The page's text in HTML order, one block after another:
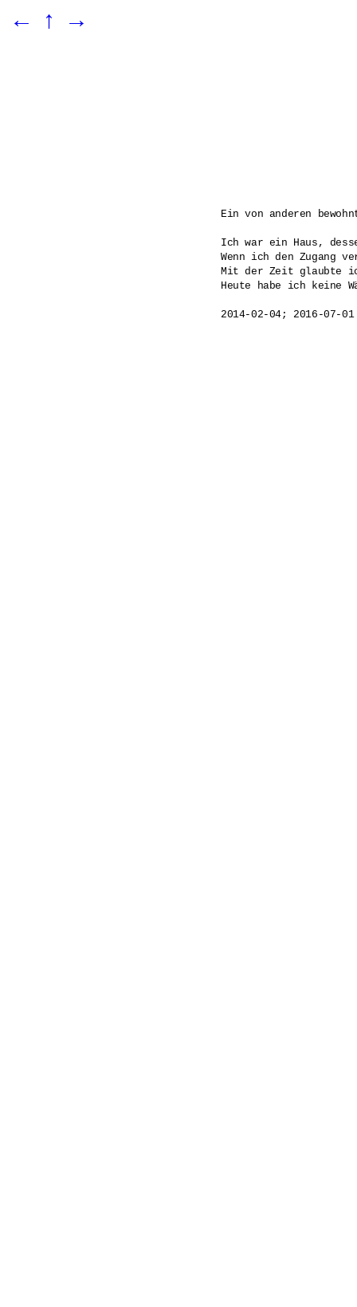
← ↑ →
Ein von anderen
Ich war ein Haus,
Wenn ich den Zugang
Mit der Zeit glaubte
Heute habe ich keine
2014-02-04; 2016-07-01